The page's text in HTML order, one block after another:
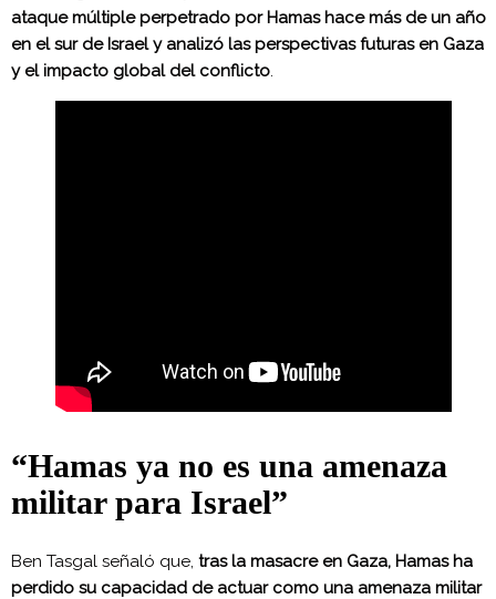
ataque múltiple perpetrado por Hamas hace más de un año
en el sur de Israel y analizó las perspectivas futuras en Gaza
y el impacto global del conflicto.
“Hamas ya no es una amenaza
militar para Israel”
Ben Tasgal señaló que, tras la masacre en Gaza, Hamas ha
perdido su capacidad de actuar como una amenaza militar